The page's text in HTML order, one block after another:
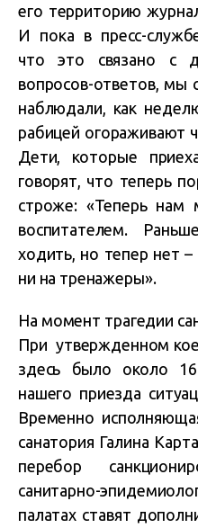
его территорию
И пока в пресс-
что это связано с
вопросов-ответов, мы
наблюдали, как
рабицей огораживают
Дети, которые
говорят, что теперь
строже: «Теперь нам
воспитателем.
ходить, но тепер нет –
ни на тренажеры».
На момент трагедии
При утвержденном
здесь было около
нашего приезда
Временно
санатория Галина
перебор
санитарно-
палатах ставят